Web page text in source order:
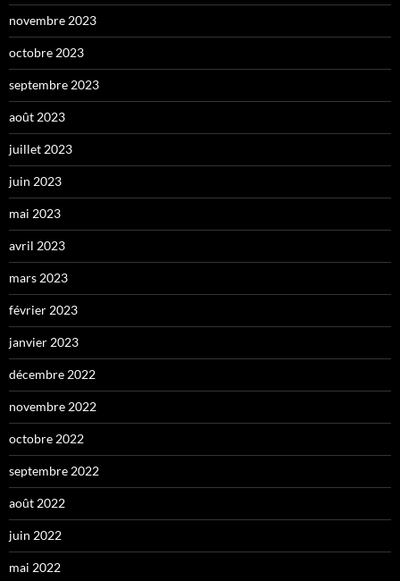
novembre 2023
octobre 2023
septembre 2023
août 2023
juillet 2023
juin 2023
mai 2023
avril 2023
mars 2023
février 2023
janvier 2023
décembre 2022
novembre 2022
octobre 2022
septembre 2022
août 2022
juin 2022
mai 2022